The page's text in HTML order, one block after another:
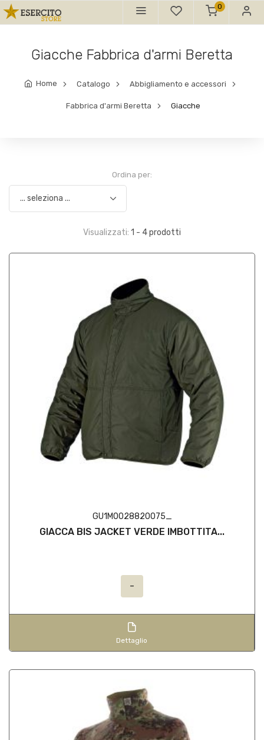
0
Giacche Fabbrica d'armi Beretta
Home Catalogo Abbigliamento e accessori
Fabbrica d'armi Beretta Giacche
Ordina per:
Visualizzati: 1 - 4 prodotti
GU1M0028820075_
GIACCA BIS JACKET VERDE IMBOTTITA...
-
Dettaglio